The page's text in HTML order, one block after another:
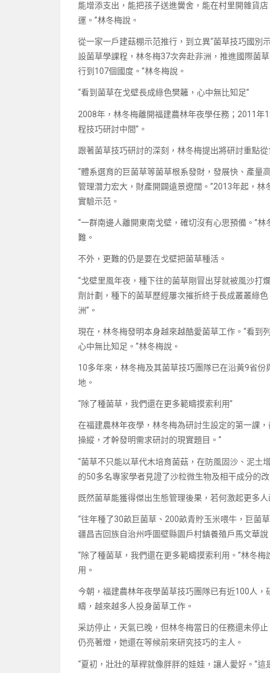
能增添支出，能把孩子送進黌舍，能在村里開雜貨店
運。”林冬梅說。
從一家一戶建菇棚示范推行，到立異“菌草技巧國別
設菌草學課程，林冬梅37次奔赴非洲，推進國際菌
行到107個國度。”林冬梅說。
“看到菌草在戈壁長成綠色樊籬，心中無比知足”
2008年，林冬梅離開福建農林年夜學任務；2011年
程技巧研討中間”。
跟著菌草技巧研討的深刻，林冬梅提出將研討重點
“體系選育的巨菌草等菌草根系發財，發展快、產量
管理潛力宏大，財產開闢遠景遼闊。”2013年起，
實驗示范。
“一群南邊人離開東南戈壁，確切沒有心思預備。”
難。
不外，更難的仍是要在戈壁把菌草種活。
“戈壁里風年夜，種下往的菌草剛冒出芽就被風沙打
劑計劃，種下的菌草歷經屢次摧折終于長成叢叢綠
洲”。
現在，林冬梅發明本身越來越酷愛菌草工作。“看到
心中無比知足。”林冬梅說。
10多年來，林冬梅及其菌草技巧團隊已在沿黃9省
地。
“除了種菌草，我們還在更多範疇摸索利用”
在福建農林年夜學，林冬梅為研討生設定的第一課
操縱，才幹發明需求研討的現實題目。”
“菌草不只能以草代木培育菌菇，在防風固沙、泥土
的50多名專家學者見證了沙粒微生物及相干成分的
既然菌草能獲得傑出生態管理後果，若何激起更多
“往年種了30畝巨菌草、200畝青貯玉米喂牛，巨菌
疆昌吉回族自治州呼圖壁縣園戶村鎮養殖戶馬文華說
“除了種菌草，我們還在更多範疇摸索利用。”林冬
用。
今朝，福建農林年夜學菌草技巧團隊已有近100人
疇，越來越多人投身菌草工作。
采訪停止，天氣已晚，但林冬梅當日的任務還未停
仍亮著燈，她還在等候前來研究技巧的主人。
“夏初，壯壯的草稈就像胖胖的娃娃，讓人愛好。”